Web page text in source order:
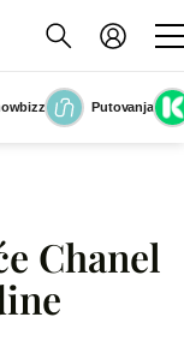
Putovanja
godine - 14(Foto: Getty
Images)
Chanel